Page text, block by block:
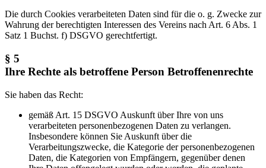
Die durch Cookies verarbeiteten Daten sind für die o. g. Zwecke zur
Wahrung der berechtigten Interessen des Vereins nach Art. 6 Abs. 1
Satz 1 Buchst. f) DSGVO gerechtfertigt.
§ 5
Ihre Rechte als betroffene Person Betroffenenrechte
Sie haben das Recht:
gemäß Art. 15 DSGVO Auskunft über Ihre von uns
verarbeiteten personenbezogenen Daten zu verlangen.
Insbesondere können Sie Auskunft über die
Verarbeitungszwecke, die Kategorie der personenbezogenen
Daten, die Kategorien von Empfängern, gegenüber denen